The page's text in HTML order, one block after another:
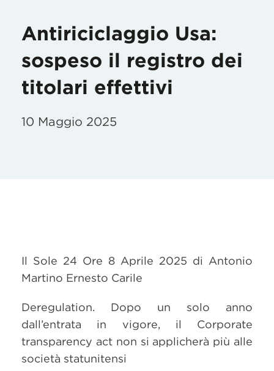
Antiriciclaggio Usa:
sospeso il registro dei
titolari effettivi
10 Maggio 2025
Il Sole 24 Ore 8 Aprile 2025 di Antonio
Martino Ernesto Carile
Deregulation. Dopo un solo anno
dall’entrata in vigore, il Corporate
transparency act non si applicherà più alle
società statunitensi